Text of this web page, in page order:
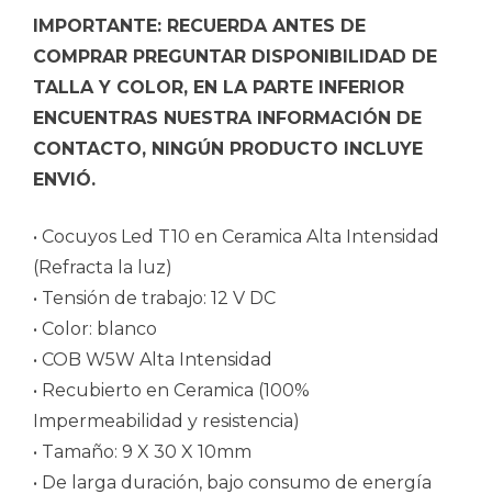
IMPORTANTE: RECUERDA ANTES DE
COMPRAR PREGUNTAR DISPONIBILIDAD DE
TALLA Y COLOR, EN LA PARTE INFERIOR
ENCUENTRAS NUESTRA INFORMACIÓN DE
CONTACTO, NINGÚN PRODUCTO INCLUYE
ENVIÓ.
• Cocuyos Led T10 en Ceramica Alta Intensidad
(Refracta la luz)
• Tensión de trabajo: 12 V DC
• Color: blanco
• COB W5W Alta Intensidad
• Recubierto en Ceramica (100%
Impermeabilidad y resistencia)
• Tamaño: 9 X 30 X 10mm
• De larga duración, bajo consumo de energía